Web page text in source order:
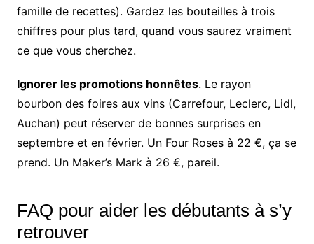
famille de recettes). Gardez les bouteilles à trois
chiffres pour plus tard, quand vous saurez vraiment
ce que vous cherchez.
Ignorer les promotions honnêtes. Le rayon
bourbon des foires aux vins (Carrefour, Leclerc, Lidl,
Auchan) peut réserver de bonnes surprises en
septembre et en février. Un Four Roses à 22 €, ça se
prend. Un Maker’s Mark à 26 €, pareil.
FAQ pour aider les débutants à s’y
retrouver